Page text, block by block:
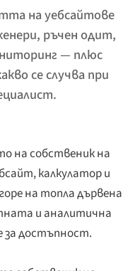
на уебсайтове
ръчен одит,
— плюс
се случва при
на собственик на
калкулатор и
на топла дървена
и аналитична
за достъпност.